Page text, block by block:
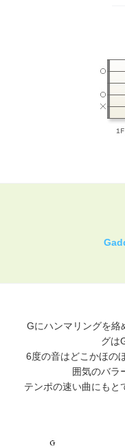
Gにハンマリングを絡
グは
6度の音はどこかほの
囲気のバラ
テンポの速い曲にもと